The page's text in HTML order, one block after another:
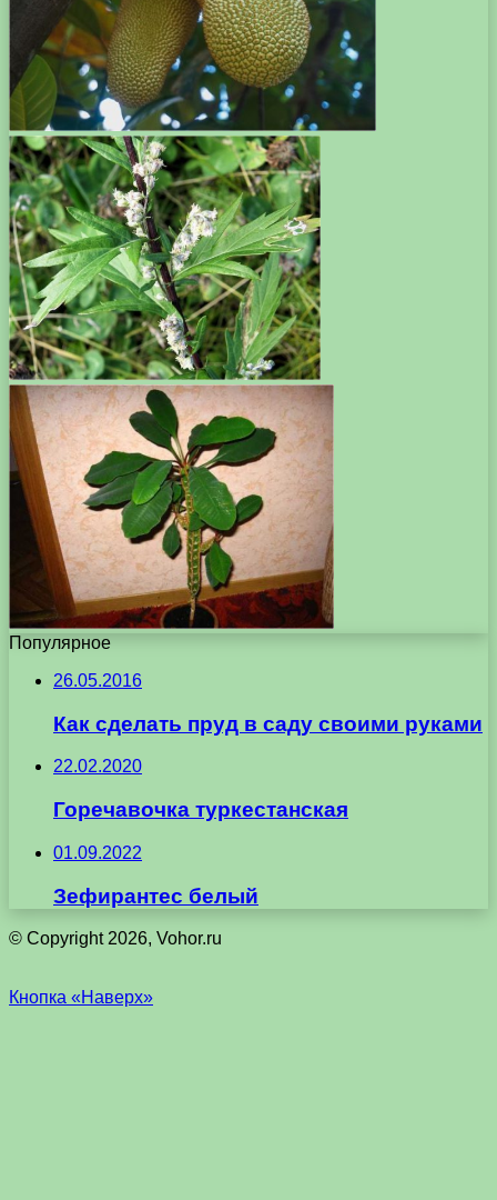
Популярное
26.05.2016
Как сделать пруд в саду своими руками
22.02.2020
Горечавочка туркестанская
01.09.2022
Зефирантес белый
© Copyright 2026, Vohor.ru
Кнопка «Наверх»